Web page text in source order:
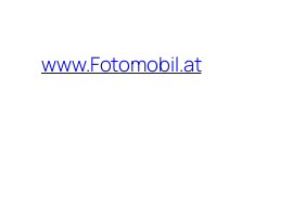
springen
www.Fotomobil.at